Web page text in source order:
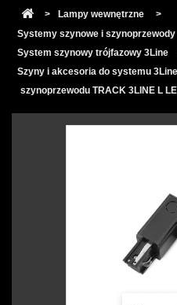
> Lampy wewnętrzne
>
Systemy szynowe i szynoprzewody
System szynowy trójfazowy 3Line
Szyny i akcesoria do systemu 3Line
szynoprzewodu TRACK 3LINE L